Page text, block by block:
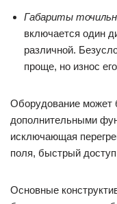
Габариты
включается один
различной.
проще, но износ
Оборудование может
дополнительными
исключающая
поля, быстрый
Основные